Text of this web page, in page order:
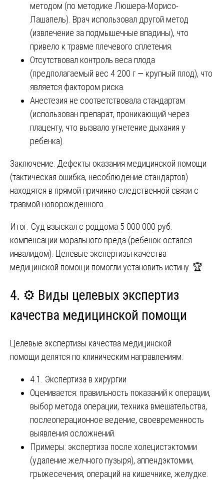
методом (по методике Люшера-Морисо-
Лашапель). Врач использовал другой метод
(извлечение за подмышечные впадины), что
привело к травме плечевого сплетения.
Отсутствовал контроль веса плода
(предполагаемый вес 4 200 г — крупный плод), что
является фактором риска.
Анестезия не соответствовала стандартам
(использован препарат, проникающий через
плаценту, что вызвало угнетение дыхания у
ребенка).
Заключение: Дефекты оказания медицинской помощи
(тактическая ошибка, несоблюдение стандартов)
находятся в прямой причинно-следственной связи с
травмой новорожденного.
Итог. Суд взыскал с роддома 5 000 000 руб.
компенсации морального вреда (ребенок остался
инвалидом). Целевые экспертизы качества
медицинской помощи помогли установить истину. 🏆
4. ⚙️ Виды целевых экспертиз
качества медицинской помощи
Целевые экспертизы качества медицинской
помощи делятся по клиническим направлениям:
4.1. Экспертиза в хирургии
Оценивается: правильность показаний к операции,
выбор метода операции, техника вмешательства,
послеоперационное ведение, своевременность
выявления осложнений.
Примеры: экспертиза после холецистэктомии
(удаление желчного пузыря), аппендэктомии,
грыжесечения, операций на кишечнике, желудке.